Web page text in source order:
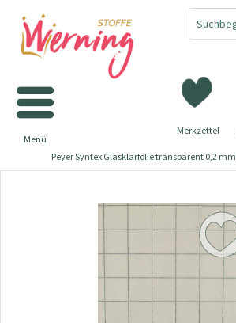
Merkzettel
Menü
Peyer Syntex Glasklarfolie transparent 0,2 mm